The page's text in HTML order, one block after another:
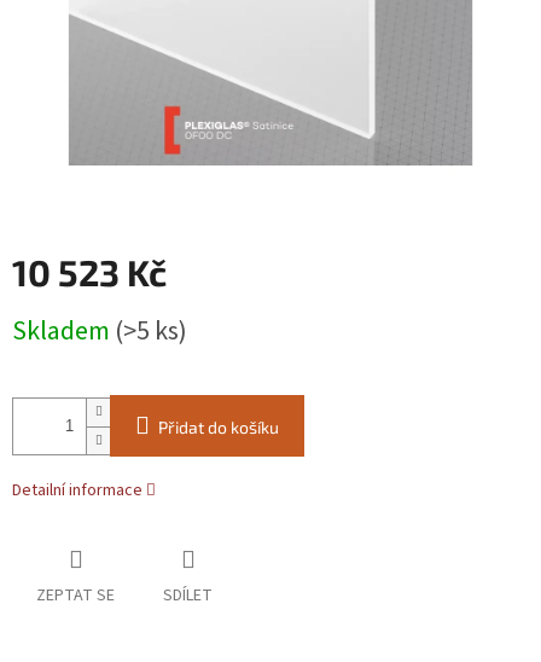
10 523 Kč
cena:
Skladem (>5 ks)
Přidat do košíku
Detailní informace
ZEPTAT SE SDÍLET